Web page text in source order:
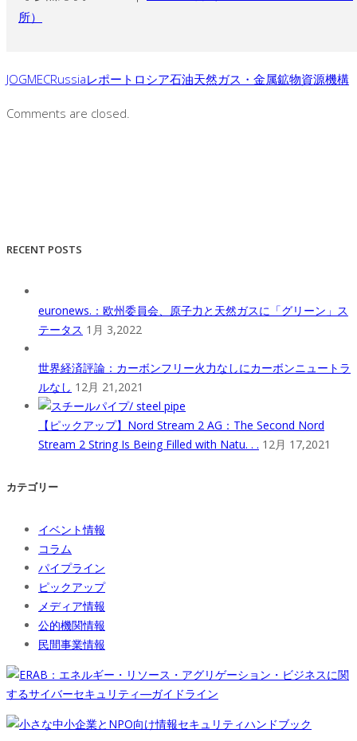
所）
JOGMECRussiaレポート ロシア石油天然ガス・金属鉱物資源機構
Comments are closed.
RECENT POSTS
euronews.：欧州委員会、原子力と天然ガスに「グリーン」ス
テータス 1月 3,2022
世界経済評論：カーボンフリー火力なしにカーボンニュートラ
ルなし 12月 21,2021
【ピックアップ】Nord Stream 2 AG：The Second Nord
Stream 2 String Is Being Filled with Natu. . . 12月 17,2021
カテゴリー
イベント情報
コラム
パイプライン
ピックアップ
メディア情報
公的機関情報
民間事業情報